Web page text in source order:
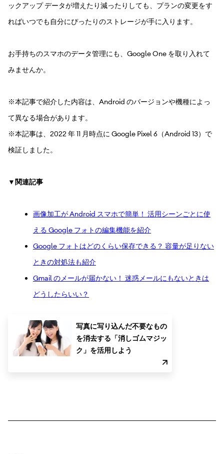
ックアップ データが増えたり減ったりしても、プランの変更をす
ればいつでも自分にぴったりのストレージが手に入ります。
お手持ちのスマホのデータ管理にも、Google One を取り入れて
みませんか。
※本記事で紹介した内容は、Android のバージョンや機種によっ
て異なる場合があります。
※本記事は、2022 年 11 月時点に Google Pixel 6（Android 13）で
検証しました。
▼関連記事
画像加工が Android スマホで簡単！ 活用シーンごとに使
える Google フォトの編集機能を紹介
Google フォトはどのくらい保存できる？ 容量が足りない
ときの対処法も紹介
Gmail のメールが届かない！ 迷惑メールにもないときは
どうしたらいい？
写真に写り込んだ不要なもの
を消去する「消しゴムマジッ
ク」を活用しよう